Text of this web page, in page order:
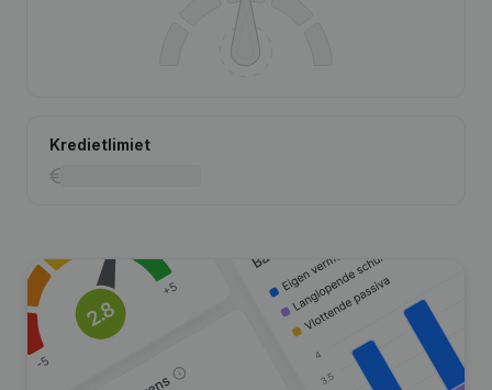
Kredietlimiet